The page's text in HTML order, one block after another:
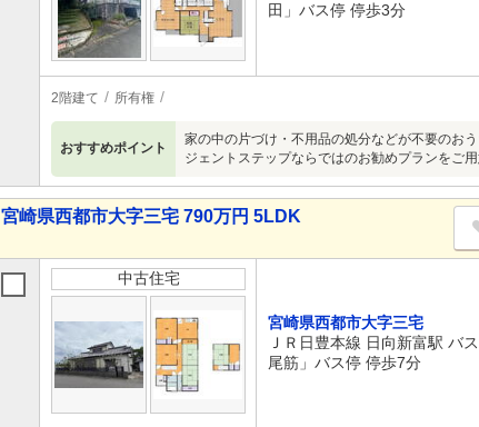
田」バス停 停歩3分
2階建て 所有権
おすすめポイント
家の中の片づけ・不用品の処分などが不要のお
ジェントステップならではのお勧めプランをご
宮崎県西都市大字三宅 790万円 5LDK
中古住宅
宮崎県西都市大字三宅
ＪＲ日豊本線 日向新富駅 バ
尾筋」バス停 停歩7分